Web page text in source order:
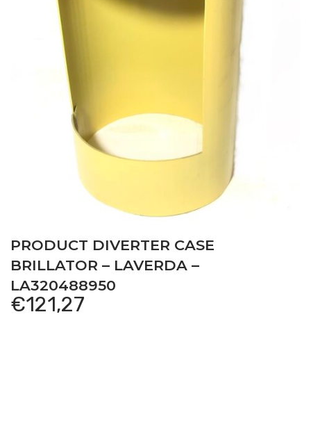
PRODUCT DIVERTER CASE
BRILLATOR – LAVERDA –
LA320488950
€121,27